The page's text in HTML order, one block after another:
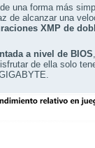
una forma más
de alcanzar una
XMP de
a nivel de BIOS
de ella solo